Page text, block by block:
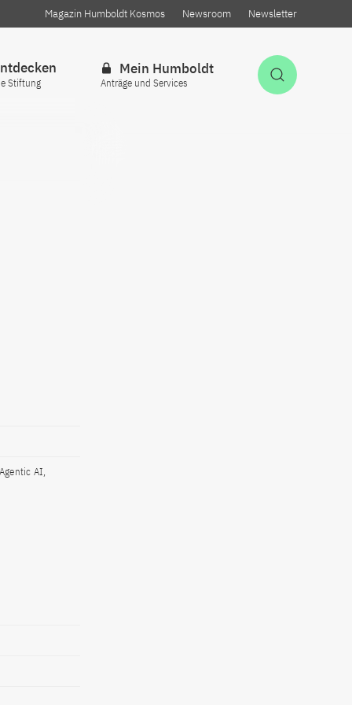
Magazin Humboldt Kosmos Newsroom Newsletter
Stiftung
Mein Humboldt
Anträge und Services
AI,